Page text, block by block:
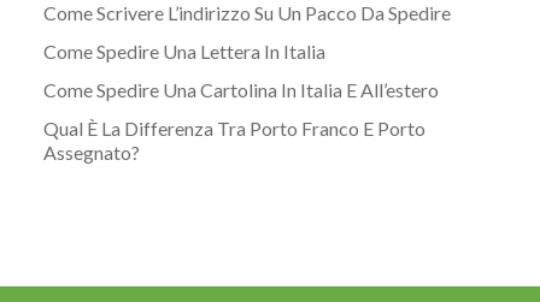
Come Scrivere L’indirizzo Su Un Pacco Da Spedire
Come Spedire Una Lettera In Italia
Come Spedire Una Cartolina In Italia E All’estero
Qual È La Differenza Tra Porto Franco E Porto
Assegnato?